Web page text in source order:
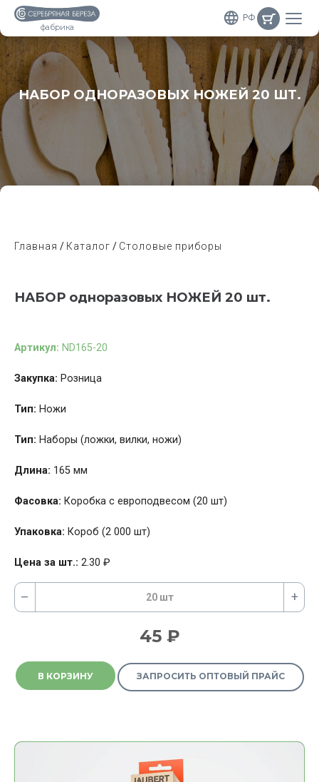
фабрика
РФ
НАБОР ОДНОРАЗОВЫХ НОЖЕЙ 20 ШТ.
Главная Каталог Столовые приборы
НАБОР одноразовых НОЖЕЙ 20 шт.
Артикул: ND165-20
Закупка: Розница
Тип: Ножи
Тип: Наборы (ложки, вилки, ножи)
Длина: 165 мм
Фасовка: Коробка с европодвесом (20 шт)
Упаковка: Короб (2 000 шт)
Цена за шт.: 2.30 ₽
20 шт
– +
45 ₽
В КОРЗИНУ ЗАПРОСИТЬ ОПТОВЫЙ ПРАЙС